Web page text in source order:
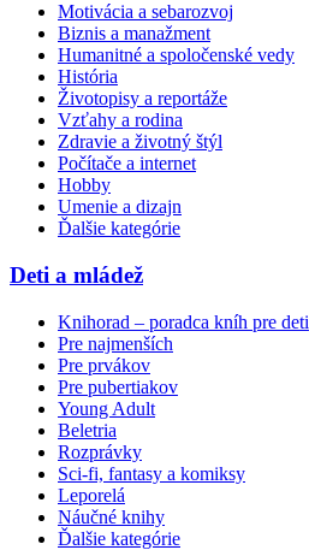
Motivácia a sebarozvoj
Biznis a manažment
Humanitné a spoločenské vedy
História
Životopisy a reportáže
Vzťahy a rodina
Zdravie a životný štýl
Počítače a internet
Hobby
Umenie a dizajn
Ďalšie kategórie
Deti a mládež
Knihorad – poradca kníh pre deti
Pre najmenších
Pre prvákov
Pre pubertiakov
Young Adult
Beletria
Rozprávky
Sci-fi, fantasy a komiksy
Leporelá
Náučné knihy
Ďalšie kategórie